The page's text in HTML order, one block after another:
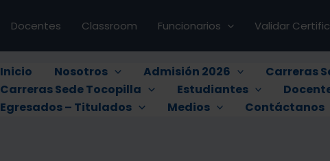
Docentes Classroom Funcionarios Validar
Inicio Nosotros Admisión 2026
Carreras
Carreras Sede Tocopilla
Estudiantes
Egresados – Titulados
Medios Contáctanos